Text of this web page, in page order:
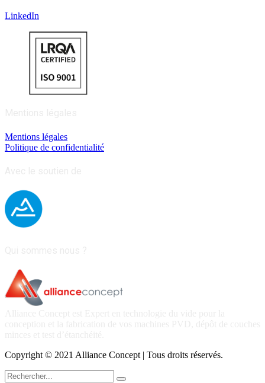
LinkedIn
Mentions légales
Politique de confidentialité
Copyright © 2021 Alliance Concept | Tous droits réservés.